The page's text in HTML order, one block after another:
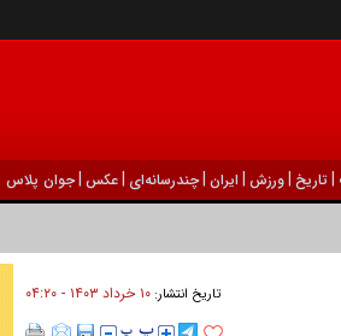
|تاریخ |ورزش | ايران |چندرسانه‌ای |عکس |جوان پلاس
تاریخ انتشار:۱۰ خرداد ۱۴۰۳ - ۰۴:۲۰